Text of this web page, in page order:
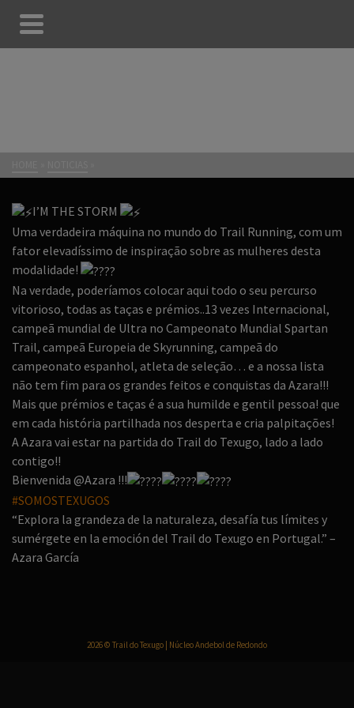
I’M THE STORM
Uma verdadeira máquina no mundo do Trail Running, com um
fator elevadíssimo de inspiração sobre as mulheres desta
modalidade!
Na verdade, poderíamos colocar aqui todo o seu percurso
vitorioso, todas as taças e prémios..13 vezes Internacional,
campeã mundial de Ultra no Campeonato Mundial Spartan
Trail, campeã Europeia de Skyrunning, campeã do
campeonato espanhol, atleta de seleção… e a nossa lista
não tem fim para os grandes feitos e conquistas da Azara!!!
Mais que prémios e taças é a sua humilde e gentil pessoa! que
em cada história partilhada nos desperta e cria palpitações!
A Azara vai estar na partida do Trail do Texugo, lado a lado
contigo!!
Bienvenida @Azara !!!
#SOMOSTEXUGOS
“Explora la grandeza de la naturaleza, desafía tus límites y
sumérgete en la emoción del Trail do Texugo en Portugal.” –
Azara García
2026 © Trail do Texugo | Núcleo Andebol de Redondo